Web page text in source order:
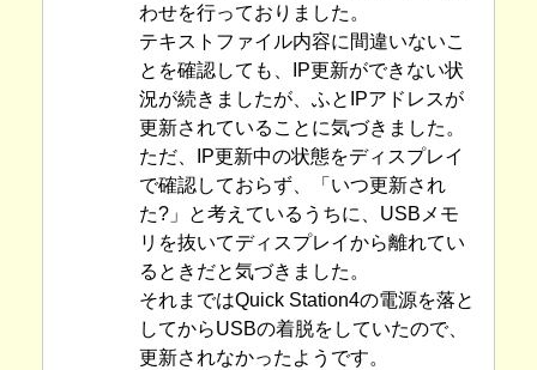
わせを行っておりました。
テキストファイル内容に間違いないこ
とを確認しても、IP更新ができない状
況が続きましたが、ふとIPアドレスが
更新されていることに気づきました。
ただ、IP更新中の状態をディスプレイ
で確認しておらず、「いつ更新され
た?」と考えているうちに、USBメモ
リを抜いてディスプレイから離れてい
るときだと気づきました。
それまではQuick Station4の電源を落と
してからUSBの着脱をしていたので、
更新されなかったようです。